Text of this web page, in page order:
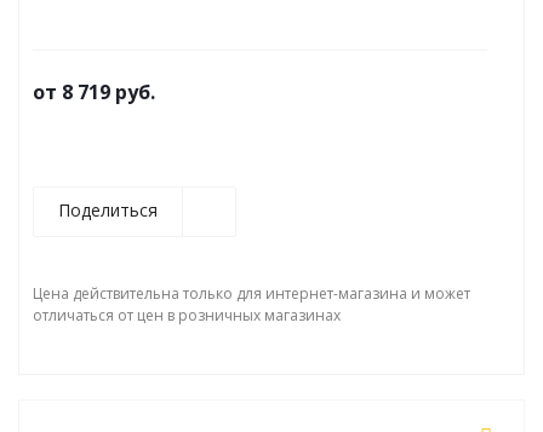
от 8 719 руб.
Поделиться
Цена действительна только для интернет-магазина и может
отличаться от цен в розничных магазинах